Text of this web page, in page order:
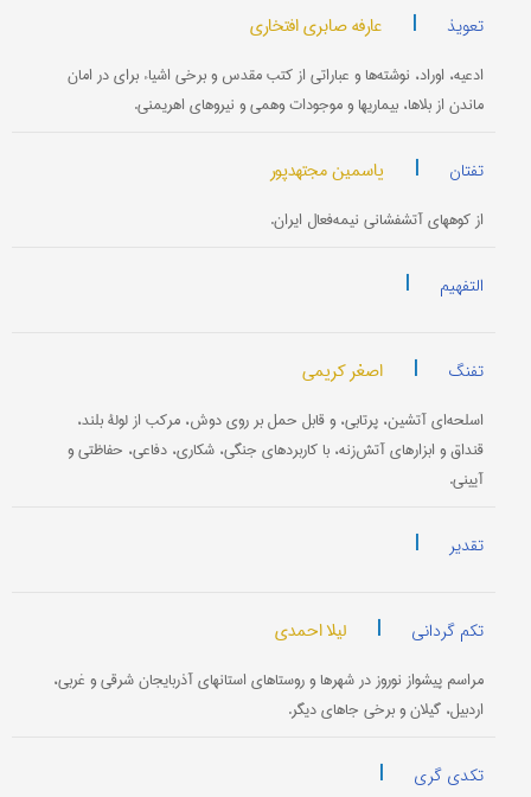
تعویذ | عارفه صابری افتخاری
ادعیه، اوراد، نوشته‌ها و عباراتی از کتب مقدس و برخی اشیاء برای در امان
ماندن از بلاها، بیماریها و موجودات وهمی و نیروهای اهریمنی.
تفتان | یاسمین مجتهدپور
از کوههای آتشفشانی نیمه‌فعال ایران.
التفهیم |
تفنگ | اصغر کریمی
اسلحه‌ای آتشین، پرتابی، و قابل حمل بر روی دوش، مرکب از لولۀ بلند،
قنداق و ابزارهای آتش‌زنه، با کاربردهای جنگی، شکاری، دفاعی، حفاظتی و
آیینی.
تقدیر |
تکم گردانی | لیلا احمدی
مراسم پیشواز نوروز در شهرها و روستاهای استانهای آذربایجان شرقی و غربی،
اردبیل، گیلان و برخی جاهای دیگر.
تکدی گری |